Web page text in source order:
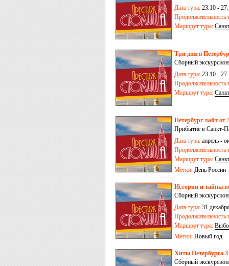
Дата тура: 23.10 -
Продолжительность
Маршрут тура:
Три дня в
Сборный
Дата тура: 23.10 -
Продолжительность
Маршрут тура:
Петербург лайт от
Прибытие в Санкт-
Дата тура: апрель -
Продолжительность
Маршрут тура:
Метки: День России
Истории и тайны
Сборный
Дата тура: 31
Продолжительность
Маршрут тура:
Метки: Новый год
Хиты Петербурга
Сборный